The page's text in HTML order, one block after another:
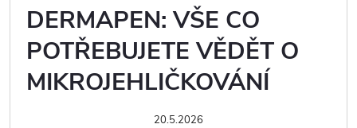
DERMAPEN: VŠE CO
POTŘEBUJETE VĚDĚT O
MIKROJEHLIČKOVÁNÍ
20.5.2026